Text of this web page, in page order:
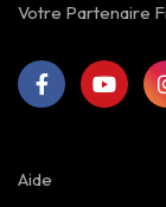
Votre Partenaire
Aide